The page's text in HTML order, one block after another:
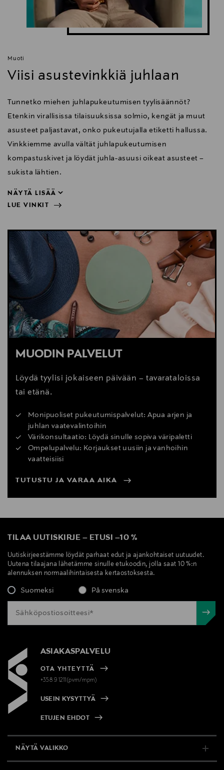
Muoti
Viisi asustevinkkiä juhlaan
Tunnetko miehen juhlapukeutumisen tyylisäännöt?
Etenkin virallisissa tilaisuuksissa solmio, kengät ja muut
asusteet paljastavat, onko pukeutujalla etiketti hallussa.
Vinkkiemme avulla vältät juhlapukeutumisen
kompastuskivet ja löydät juhla-asuusi oikeat asusteet –
sukista lähtien.
NÄYTÄ LISÄÄ
LUE VINKIT
NÄYTÄ VÄHEMMÄN
LUE VINKIT
MUODIN PALVELUT
Löydä tyylisi jokaiseen päivään – tavarataloissa
tai etänä.
Monipuoliset pukeutumispalvelut: Apua arjen ja
juhlan vaatevalintoihin
Värikonsultaatio: Löydä sinulle sopiva väripaletti
Ompelupalvelu: Korjaukset uusiin ja vanhoihin
vaatteisiisi
TUTUSTU JA VARAA AIKA
TILAA UUTISKIRJE – ETUSI –10 %
Uutiskirjeestämme löydät parhaat edut ja ajankohtaiset uutuudet.
Uutena tilaajana lähetämme sinulle etukoodin, jolla saat 10 %:n
alennuksen normaalihintaisesta kertaostoksesta.
Suomeksi På svenska
ASIAKASPALVELU
OTA YHTEYTTÄ
+358 9 1211(pvm/mpm)
USEIN KYSYTTYÄ
ETUJEN EHDOT
NÄYTÄ VALIKKO